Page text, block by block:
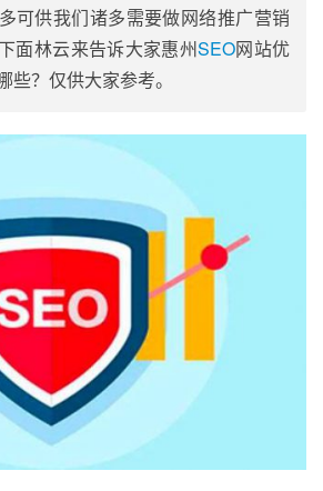
可供我们诸多需要做网络推广营销
面林云来告诉大家惠州SEO网站优
些？仅供大家参考。